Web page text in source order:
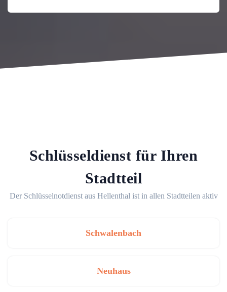
Schlüsseldienst für Ihren
Stadtteil
Der Schlüsselnotdienst aus Hellenthal ist in allen Stadtteilen aktiv
Schwalenbach
Neuhaus